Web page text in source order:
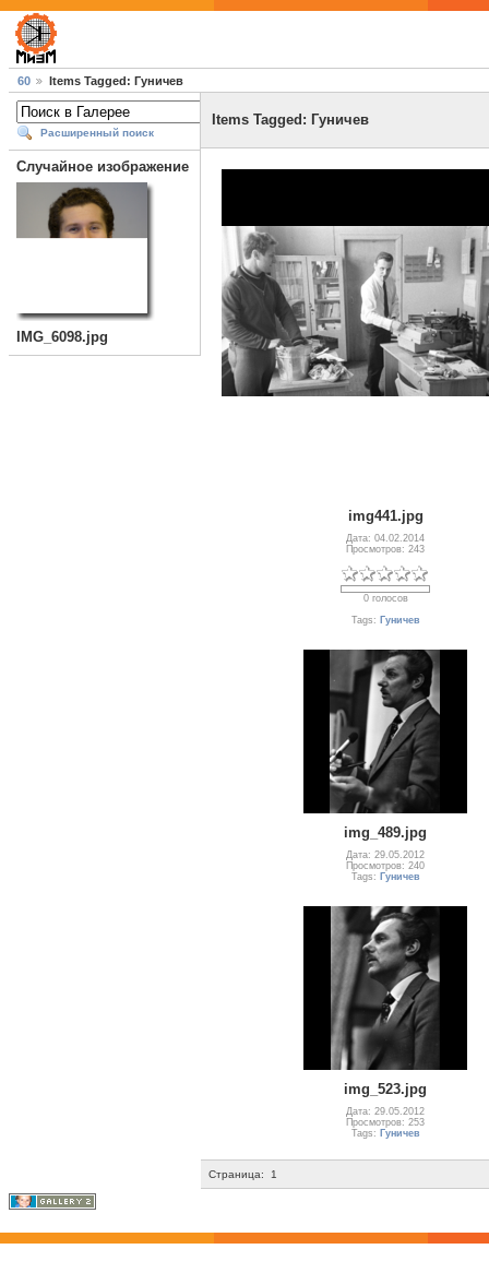
60 Items Tagged: Гуничев
Расширенный поиск
Случайное изображение
IMG_6098.jpg
Items Tagged: Гуничев
img441.jpg
Дата: 04.02.2014
Просмотров: 243
0 голосов
Tags: Гуничев
img_489.jpg
Дата: 29.05.2012
Просмотров: 240
Tags: Гуничев
img_523.jpg
Дата: 29.05.2012
Просмотров: 253
Tags: Гуничев
Страница: 1